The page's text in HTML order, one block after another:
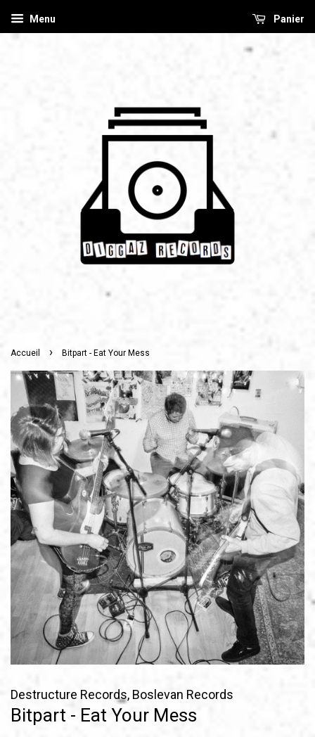
Menu Panier
Accueil › Bitpart - Eat Your Mess
Destructure Records, Boslevan Records
Bitpart - Eat Your Mess